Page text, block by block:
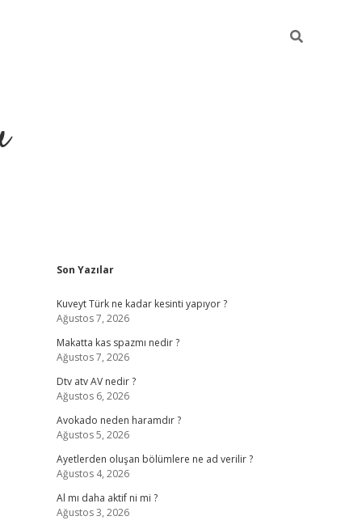
Sidebar
Son Yazılar
Kuveyt Türk ne kadar kesinti yapıyor ?
Ağustos 7, 2026
Makatta kas spazmı nedir ?
Ağustos 7, 2026
Dtv atv AV nedir ?
Ağustos 6, 2026
Avokado neden haramdır ?
Ağustos 5, 2026
Ayetlerden oluşan bölümlere ne ad verilir ?
Ağustos 4, 2026
Al mı daha aktif ni mi ?
Ağustos 3, 2026